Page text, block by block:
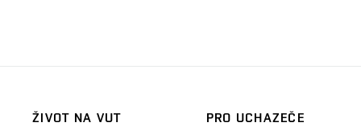
ŽIVOT NA VUT
PRO UCHAZEČE